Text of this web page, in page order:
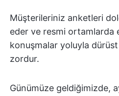
Müşterileriniz anketleri
eder ve resmi ortamlarda
konuşmalar yoluyla
zordur.
Günümüze geldiğimizde,